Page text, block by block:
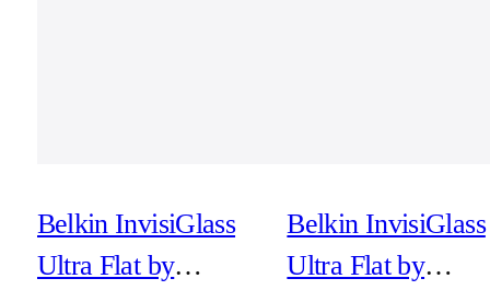
Belkin InvisiGlass
Ultra Flat by
Belkin InvisiGlass
Ultra Flat by